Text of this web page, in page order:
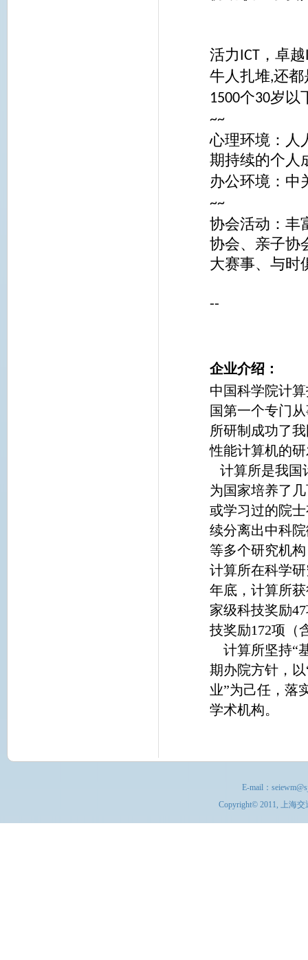
活力ICT ，卓越
牛人扎堆,还都
1500个30岁以
~~
心理环境：人
期持续的个人
办公环境：中
~~
协会活动：丰
协会、亲子协
大赛事、与时
--
企业介绍：
中国科学院计
国第一个专门
所研制成功了
性能计算机的
计算所是我国
为国家培养了
或学习过的院
续分离出中科
等多个研究机
计算所在科学
年底，计算所
家级科技奖励
技奖励172项（
计算所坚持“
期办院方针，
业”为己任，落
学术机构。
E-mail：
Copyright© 2011, 上海